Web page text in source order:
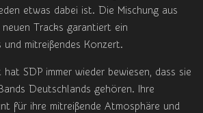
etwas dabei ist. Die Mischung aus
Tracks garantiert ein
und mitreißendes Konzert.
hat SDP immer wieder bewiesen, dass sie
Deutschlands gehören. Ihre
für ihre mitreißende Atmosphäre und